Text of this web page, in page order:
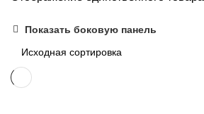
Показать боковую панель